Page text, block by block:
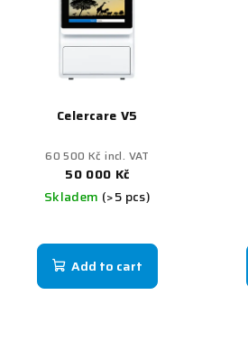
Celercare V5
60 500 Kč incl. VAT
50 000 Kč
Skladem (>5 pcs)
Add to cart